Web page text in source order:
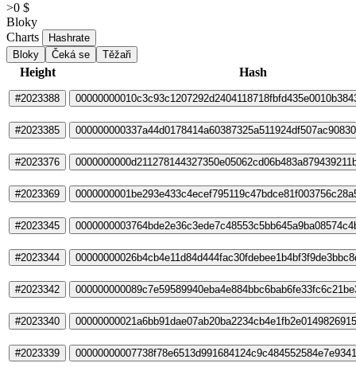
>0 $
Bloky
Charts
Hashrate
Bloky
Čeká se Těžaři
Height Hash
#2023388
#2023385
#2023376
#2023369
#2023345
#2023344
#2023342
#2023340
#2023339